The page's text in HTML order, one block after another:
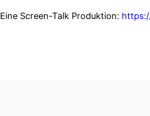
Eine Screen-Talk Produktion: